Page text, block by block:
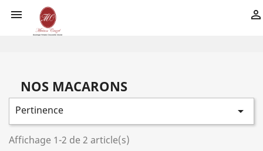
 
NOS MACARONS
Pertinence 
Affichage 1-2 de 2 article(s)